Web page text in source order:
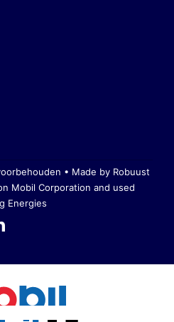
• Made by Robuust
Mobil Corporation and used
Energies